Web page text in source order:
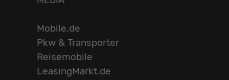
Mobile.de
Pkw & Transporter
Reisemobile
LeasingMarkt.de